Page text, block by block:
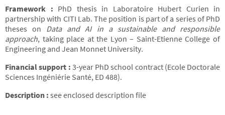
Framework : PhD thesis in Laboratoire Hubert Curien in
partnership with CITI Lab. The position is part of a series of PhD
theses on Data and AI in a sustainable and responsible
approach, taking place at the Lyon – Saint-Etienne College of
Engineering and Jean Monnet University.
Financial support : 3-year PhD school contract (Ecole Doctorale
Sciences Ingéniérie Santé, ED 488).
Description : see enclosed description file